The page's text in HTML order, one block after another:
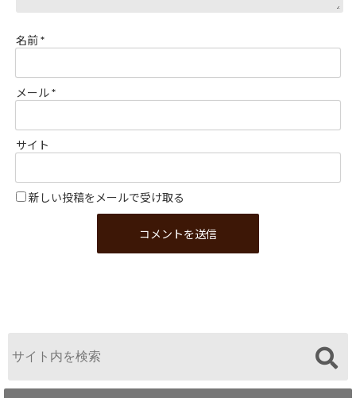
名前*
メール*
サイト
新しい投稿をメールで受け取る